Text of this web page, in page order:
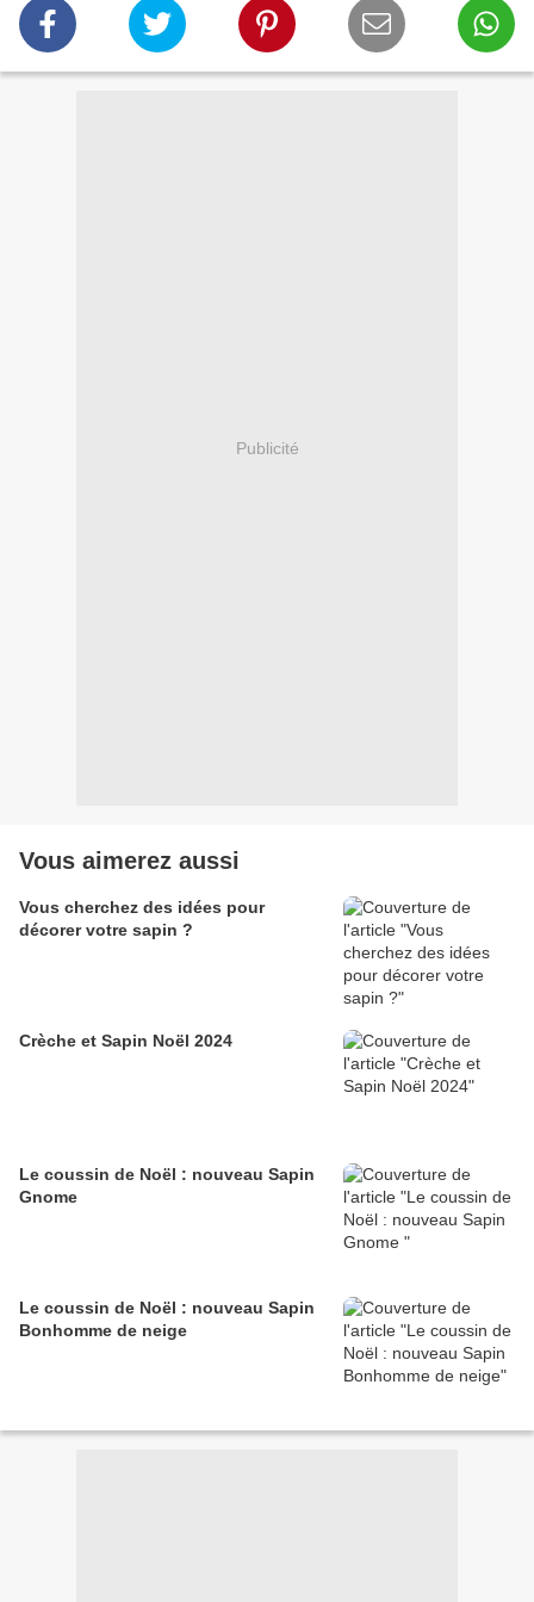
Publicité
Vous aimerez aussi
Vous cherchez des idées pour
décorer votre sapin ?
Crèche et Sapin Noël 2024
Le coussin de Noël : nouveau Sapin
Gnome
Le coussin de Noël : nouveau Sapin
Bonhomme de neige